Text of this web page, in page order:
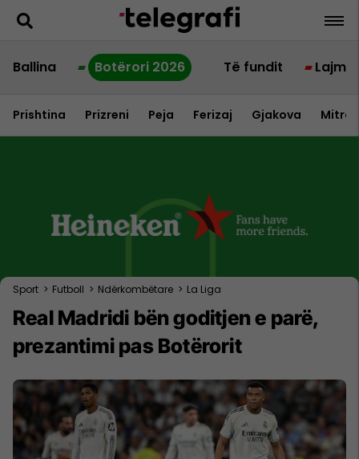
Ballina Botërori 2026 Të fundit Lajme
Prishtina Prizreni Peja Ferizaj Gjakova
Sport > Futboll > Ndërkombëtare > La Liga
Real Madridi bën goditjen e parë,
prezantimi pas Botërorit